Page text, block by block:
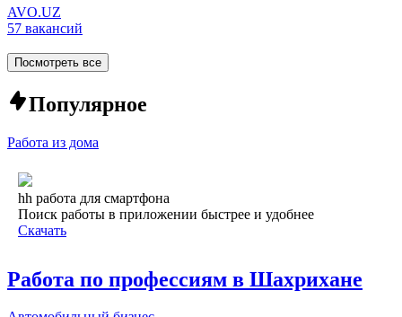
AVO.UZ
57 вакансий
Посмотреть все
Популярное
Работа из дома
hh работа для смартфона
Поиск работы в приложении быстрее и удобнее
Скачать
Работа по профессиям в Шахрихане